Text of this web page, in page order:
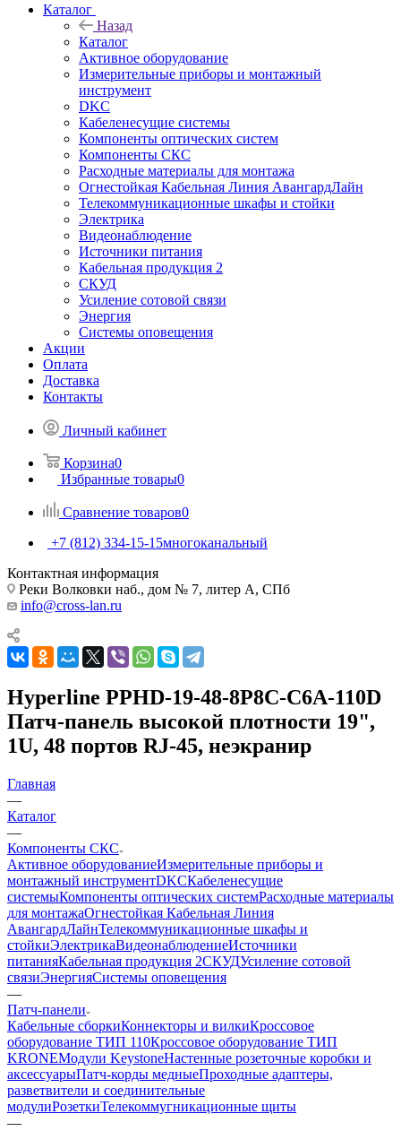
Каталог
Назад
Каталог
Активное оборудование
Измерительные приборы и монтажный
инструмент
DKC
Кабеленесущие системы
Компоненты оптических систем
Компоненты СКС
Расходные материалы для монтажа
Огнестойкая Кабельная Линия АвангардЛайн
Телекоммуникационные шкафы и стойки
Электрика
Видеонаблюдение
Источники питания
Кабельная продукция 2
СКУД
Усиление сотовой связи
Энергия
Системы оповещения
Акции
Оплата
Доставка
Контакты
Личный кабинет
Корзина0
Избранные товары0
Сравнение товаров0
+7 (812) 334-15-15многоканальный
Контактная информация
Реки Волковки наб., дом № 7, литер А, СПб
info@cross-lan.ru
Hyperline PPHD-19-48-8P8C-C6A-110D
Патч-панель высокой плотности 19",
1U, 48 портов RJ-45, неэкранир
Главная
—
Каталог
—
Компоненты СКС
Активное оборудованиеИзмерительные приборы и
монтажный инструментDKCКабеленесущие
системыКомпоненты оптических системРасходные материалы
для монтажаОгнестойкая Кабельная Линия
АвангардЛайнТелекоммуникационные шкафы и
стойкиЭлектрикаВидеонаблюдениеИсточники
питанияКабельная продукция 2СКУДУсиление сотовой
связиЭнергияСистемы оповещения
—
Патч-панели
Кабельные сборкиКоннекторы и вилкиКроссовое
оборудование ТИП 110Кроссовое оборудование ТИП
KRONEМодули KeystoneНастенные розеточные коробки и
аксессуарыПатч-корды медныеПроходные адаптеры,
разветвители и соединительные
модулиРозеткиТелекоммугникационные щиты
—